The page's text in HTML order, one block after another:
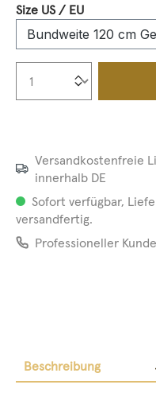
Size US / EUauswählen
Produkt
Versandkostenfreie
innerhalb DE
Sofort verfügbar,
versandfertig.
Professioneller
Beschreibung